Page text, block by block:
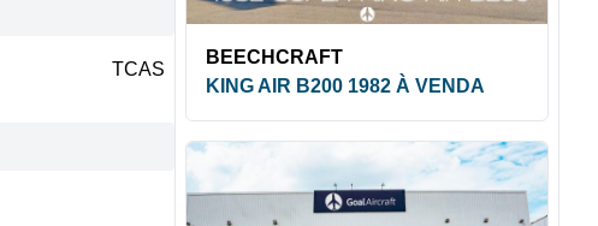
TCAS
BEECHCRAFT
KING AIR B200 1982 À VENDA